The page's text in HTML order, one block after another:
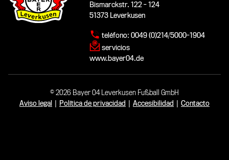
Bismarckstr. 122 - 124
51373 Leverkusen
teléfono: 0049 (0)214/5000-1904
servicios
www.bayer04.de
© 2026 Bayer 04 Leverkusen Fußball GmbH
Aviso legal
Política de privacidad Accesibilidad Contacto